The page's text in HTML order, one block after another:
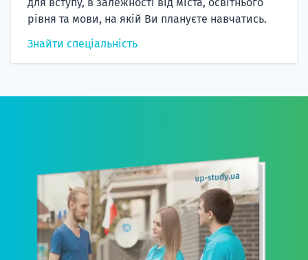
рівня та мови, на якій Ви плануєте навчатись.
Знайти спеціальність